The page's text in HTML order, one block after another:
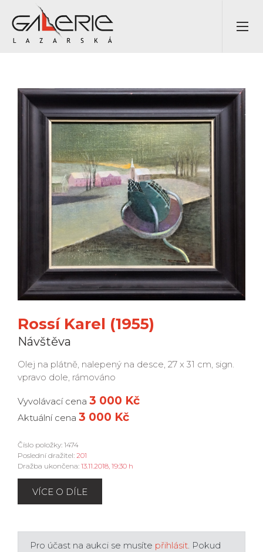
Rossí Karel (1955)
Návštěva
Olej na plátně, nalepený na desce, 27 x 31 cm, sign.
vpravo dole, rámováno
Vyvolávací cena 3 000 Kč
Aktuální cena 3 000 Kč
Číslo položky: 1474
Poslední dražitel: 201
Dražba ukončena: 13.11.2018, 19:30 h
VÍCE O DÍLE
Pro účast na aukci se musíte přihlásit. Pokud